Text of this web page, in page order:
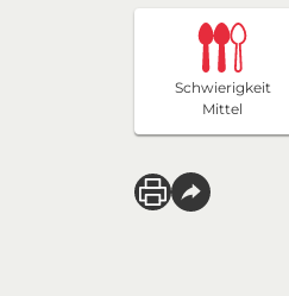
Schwierigkeit
Mittel